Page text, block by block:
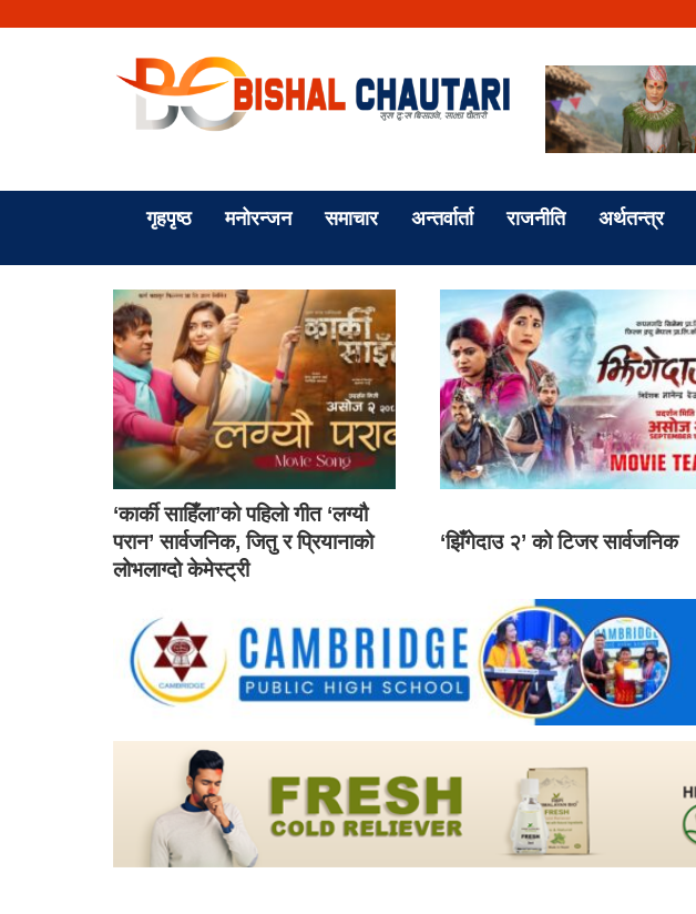
गृहपृष्ठ मनोरन्जन समाचार अन्तर्वार्ता राजनीति अर्थतन्त्र
‘कार्की साहिँला’को पहिलो गीत ‘लग्यौ
परान’ सार्वजनिक, जितु र प्रियानाको
लोभलाग्दो केमेस्ट्री
‘झिँगेदाउ २’ को टिजर सार्वजनिक